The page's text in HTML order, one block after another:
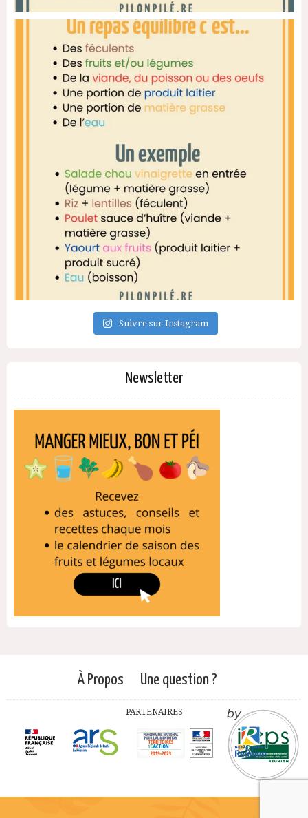
Suivre sur Instagram
Newsletter
À Propos Une question ?
PARTENAIRES